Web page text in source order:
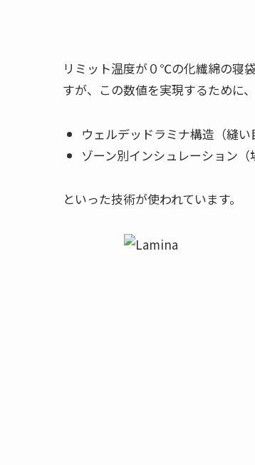
リミット温度が０℃の化繊綿の寝
すが、この数値を実現するために、
ウェルデッドラミナ構造（縫
ゾーン別インシュレーション
といった技術が使われています。